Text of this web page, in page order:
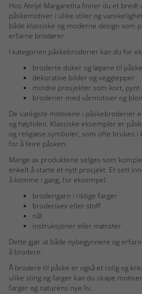
Hos Ateljé Margaretha finner du et
påskemotiver i ulike stiler og
både klassiske og moderne design som
erfarne brodører.
I kategorien påskebroderier kan du for
broderte duker og løpere til
dekorative bilder og veggtepper
mindre prosjekter som kort, pynt
broderier med vårmotiver og
De vanligste motivene i påskebroderier
og høytiden. Klassiske eksempler er
og religiøse symboler, som ofte brukes
for å feire påsken.
Mange av produktene selges som
enkelt å starte et nytt prosjekt. Et sett
å komme i gang, for eksempel:
broderigarn i riktige farger
broderivev eller stoff
nål
instruksjoner eller mønster
Dette gjør at både nybegynnere og
å brodere.
Å brodere til påske er også et rolig og
ulike sting og farger kan du skape
farger og naturens nye liv.